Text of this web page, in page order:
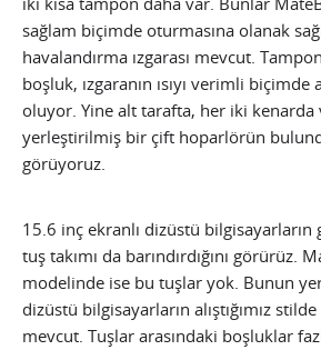
sağlam biçimde oturmasına olanak
havalandırma ızgarası mevcut.
boşluk, ızgaranın ısıyı verimli biçimde
oluyor. Yine alt tarafta, her iki kenarda
yerleştirilmiş bir çift hoparlörün
görüyoruz.
15.6 inç ekranlı dizüstü bilgisayarların
tuş takımı da barındırdığını görürüz.
modelinde ise bu tuşlar yok. Bunun
dizüstü bilgisayarların alıştığımız
mevcut. Tuşlar arasındaki boşluklar